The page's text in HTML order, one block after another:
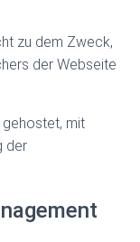
zu dem Zweck,
der Webseite
mit
der